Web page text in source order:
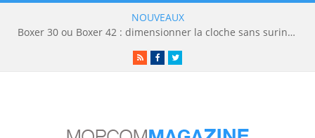
NOUVEAUX
Boxer 30 ou Boxer 42 : dimensionner la cloche sans surinvestir
RSSFacebookTwitter